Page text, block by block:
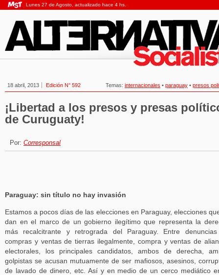
Lunes 27 de Agosto, actualizado hace 4 hs.
18 abril, 2013 Edición N° 592 Temas: internacionales • paraguay • presos
¡Libertad a los presos y presas
de Curuguaty!
Por: Corresponsal
Paraguay: sin título no hay invasión
Estamos a pocos días de las elecciones en Paraguay, elecciones
dan en el marco de un gobierno ilegítimo que representa la
más recalcitrante y retrograda del Paraguay. Entre
compras y ventas de tierras ilegalmente, compra y ventas de
electorales, los principales candidatos, ambos de derecha,
golpistas se acusan mutuamente de ser mafiosos, asesinos,
de lavado de dinero, etc. Así y en medio de un cerco mediático